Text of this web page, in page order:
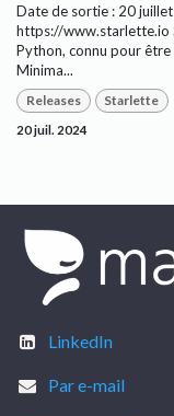
Date de sortie : 20
https://www.starlette.io
Python, connu pour
Minima...
Releases Starlette
20 juil. 2024
LinkedIn
Par e-mail